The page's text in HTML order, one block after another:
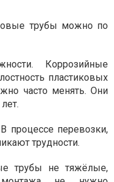
трубы можно по
Коррозийные
пластиковых
часто менять. Они
процессе перевозки,
трудности.
трубы не тяжёлые,